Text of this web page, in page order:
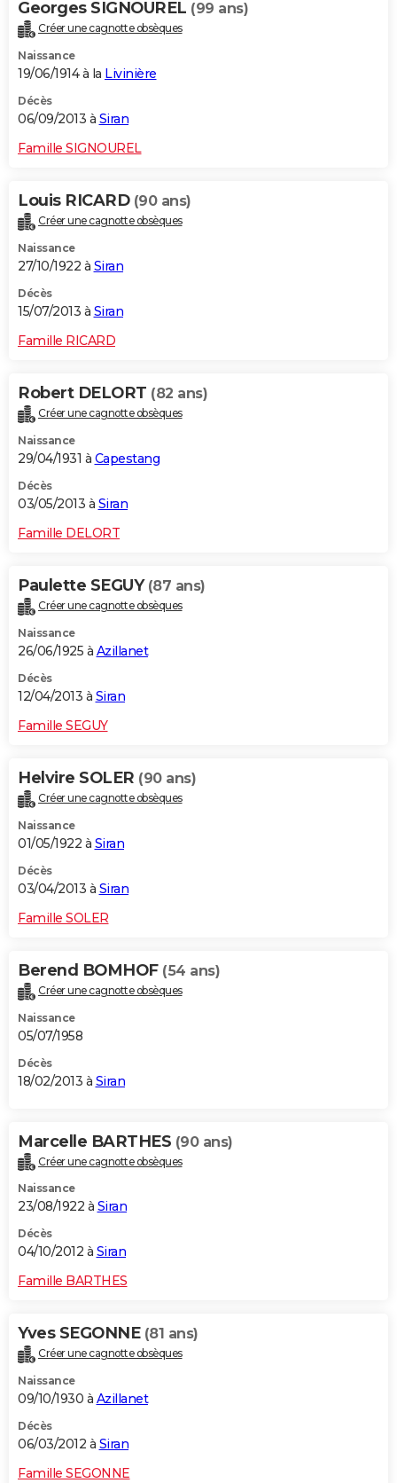
Georges SIGNOUREL (99 ans)
Créer une cagnotte obsèques
Naissance
19/06/1914 à la Livinière
Décès
06/09/2013 à Siran
Famille SIGNOUREL
Louis RICARD (90 ans)
Créer une cagnotte obsèques
Naissance
27/10/1922 à Siran
Décès
15/07/2013 à Siran
Famille RICARD
Robert DELORT (82 ans)
Créer une cagnotte obsèques
Naissance
29/04/1931 à Capestang
Décès
03/05/2013 à Siran
Famille DELORT
Paulette SEGUY (87 ans)
Créer une cagnotte obsèques
Naissance
26/06/1925 à Azillanet
Décès
12/04/2013 à Siran
Famille SEGUY
Helvire SOLER (90 ans)
Créer une cagnotte obsèques
Naissance
01/05/1922 à Siran
Décès
03/04/2013 à Siran
Famille SOLER
Berend BOMHOF (54 ans)
Créer une cagnotte obsèques
Naissance
05/07/1958
Décès
18/02/2013 à Siran
Marcelle BARTHES (90 ans)
Créer une cagnotte obsèques
Naissance
23/08/1922 à Siran
Décès
04/10/2012 à Siran
Famille BARTHES
Yves SEGONNE (81 ans)
Créer une cagnotte obsèques
Naissance
09/10/1930 à Azillanet
Décès
06/03/2012 à Siran
Famille SEGONNE